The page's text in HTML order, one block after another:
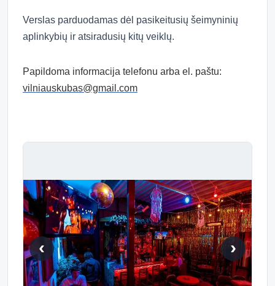
Verslas parduodamas dėl pasikeitusių šeimyninių
aplinkybių ir atsiradusių kitų veiklų.
Papildoma informacija telefonu arba el. paštu:
vilniauskubas@gmail.com
‹ ›